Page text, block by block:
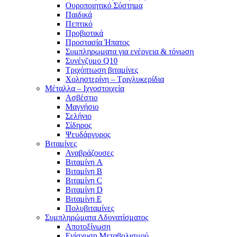
Ουροποιητικό Σύστημα
Παιδικά
Πεπτικό
Προβιοτικά
Προστασία Ήπατος
Συμπληρωματα για ενέργεια & τόνωση
Συνένζυμο Q10
Τριχόπτωση βιταμίνες
Χοληστερίνη – Τριγλυκερίδια
Μέταλλα – Ιχνοστοιχεία
Ασβέστιο
Μαγνήσιο
Σελήνιο
Σίδηρος
Ψευδάργυρος
Βιταμίνες
Αναβράζουσες
Βιταμίνη A
Βιταμίνη B
Βιταμίνη C
Βιταμίνη D
Βιταμίνη E
Πολυβιταμίνες
Συμπληρώματα Αδυνατίσματος
Αποτοξίνωση